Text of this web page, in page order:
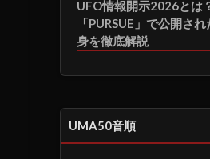
UFO情報開示2026とは
「PURSUE」で公開さ
身を徹底解説
UMA50音順